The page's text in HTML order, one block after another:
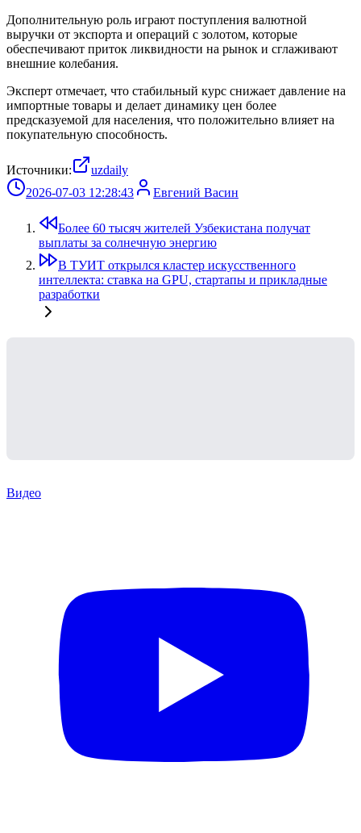
Дополнительную роль играют поступления валютной
выручки от экспорта и операций с золотом, которые
обеспечивают приток ликвидности на рынок и сглаживают
внешние колебания.
Эксперт отмечает, что стабильный курс снижает давление на
импортные товары и делает динамику цен более
предсказуемой для населения, что положительно влияет на
покупательную способность.
Источники:
uzdaily
2026-07-03 12:28:43
Евгений Васин
Более 60 тысяч жителей Узбекистана получат
выплаты за солнечную энергию
В ТУИТ открылся кластер искусственного
интеллекта: ставка на GPU, стартапы и прикладные
разработки
Видео